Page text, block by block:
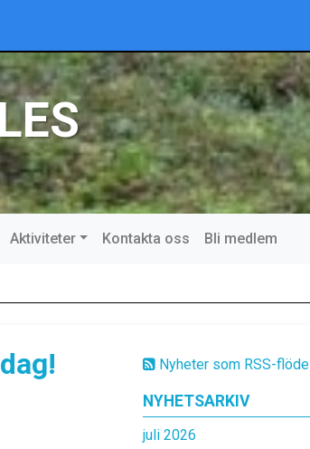
Aktiviteter Kontakta oss Bli medlem
Nyheter som RSS-flöde
NYHETSARKIV
juli 2026